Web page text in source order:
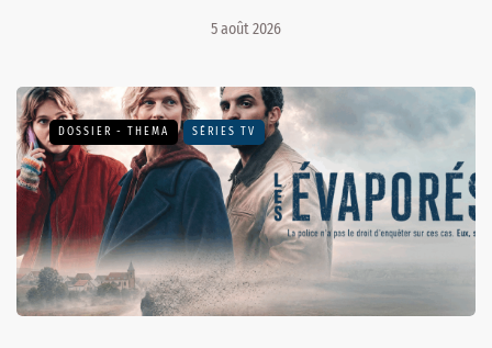
5 août 2026
DOSSIER - THEMA SÉRIES TV